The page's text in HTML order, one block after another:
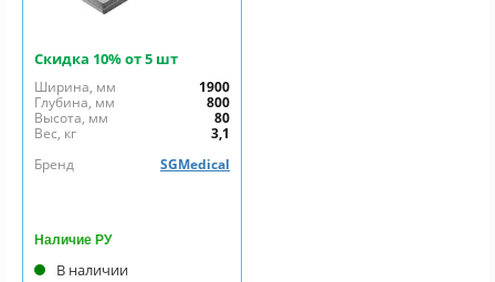
Скидка 10% от 5 шт
Ширина, мм
1900
Глубина, мм
800
Высота, мм
80
Вес, кг
3,1
Бренд
SGMedical
Наличие РУ
В наличии